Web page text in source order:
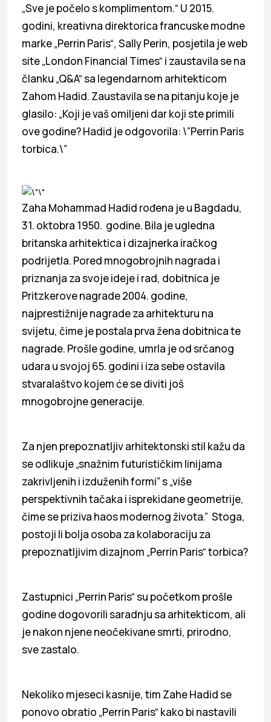
„Sve je počelo s komplimentom.“ U 2015.
godini, kreativna direktorica francuske modne
marke „Perrin Paris“, Sally Perin, posjetila je web
site „London Financial Times“ i zaustavila se na
članku „Q&A“ sa legendarnom arhitekticom
Zahom Hadid. Zaustavila se na pitanju koje je
glasilo: „Koji je vaš omiljeni dar koji ste primili
ove godine? Hadid je odgovorila: \”Perrin Paris
torbica.\”
Zaha Mohammad Hadid rođena je u Bagdadu,
31. oktobra 1950. godine. Bila je ugledna
britanska arhitektica i dizajnerka iračkog
podrijetla. Pored mnogobrojnih nagrada i
priznanja za svoje ideje i rad, dobitnica je
Pritzkerove nagrade 2004. godine,
najprestižnije nagrade za arhitekturu na
svijetu, čime je postala prva žena dobitnica te
nagrade. Prošle godine, umrla je od srčanog
udara u svojoj 65. godini i iza sebe ostavila
stvaralaštvo kojem će se diviti još
mnogobrojne generacije.
Za njen prepoznatljiv arhitektonski stil kažu da
se odlikuje „snažnim futurističkim linijama
zakrivljenih i izduženih formi” s „više
perspektivnih tačaka i isprekidane geometrije,
čime se priziva haos modernog života.” Stoga,
postoji li bolja osoba za kolaboraciju za
prepoznatljivim dizajnom „Perrin Paris“ torbica?
Zastupnici „Perrin Paris“ su početkom prošle
godine dogovorili saradnju sa arhitekticom, ali
je nakon njene neočekivane smrti, prirodno,
sve zastalo.
Nekoliko mjeseci kasnije, tim Zahe Hadid se
ponovo obratio „Perrin Paris“ kako bi nastavili